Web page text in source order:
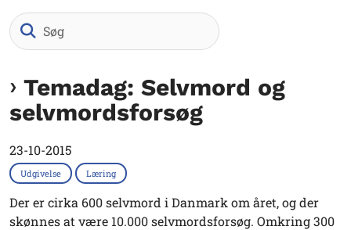
Temadag: Selvmord og
selvmordsforsøg
23-10-2015
Udgivelse Læring
Der er cirka 600 selvmord i Danmark om året, og der
skønnes at være 10.000 selvmordsforsøg. Omkring 300